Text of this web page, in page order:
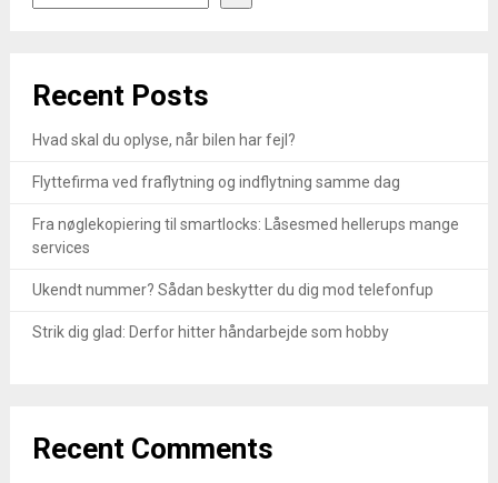
Recent Posts
Hvad skal du oplyse, når bilen har fejl?
Flyttefirma ved fraflytning og indflytning samme dag
Fra nøglekopiering til smartlocks: Låsesmed hellerups mange
services
Ukendt nummer? Sådan beskytter du dig mod telefonfup
Strik dig glad: Derfor hitter håndarbejde som hobby
Recent Comments